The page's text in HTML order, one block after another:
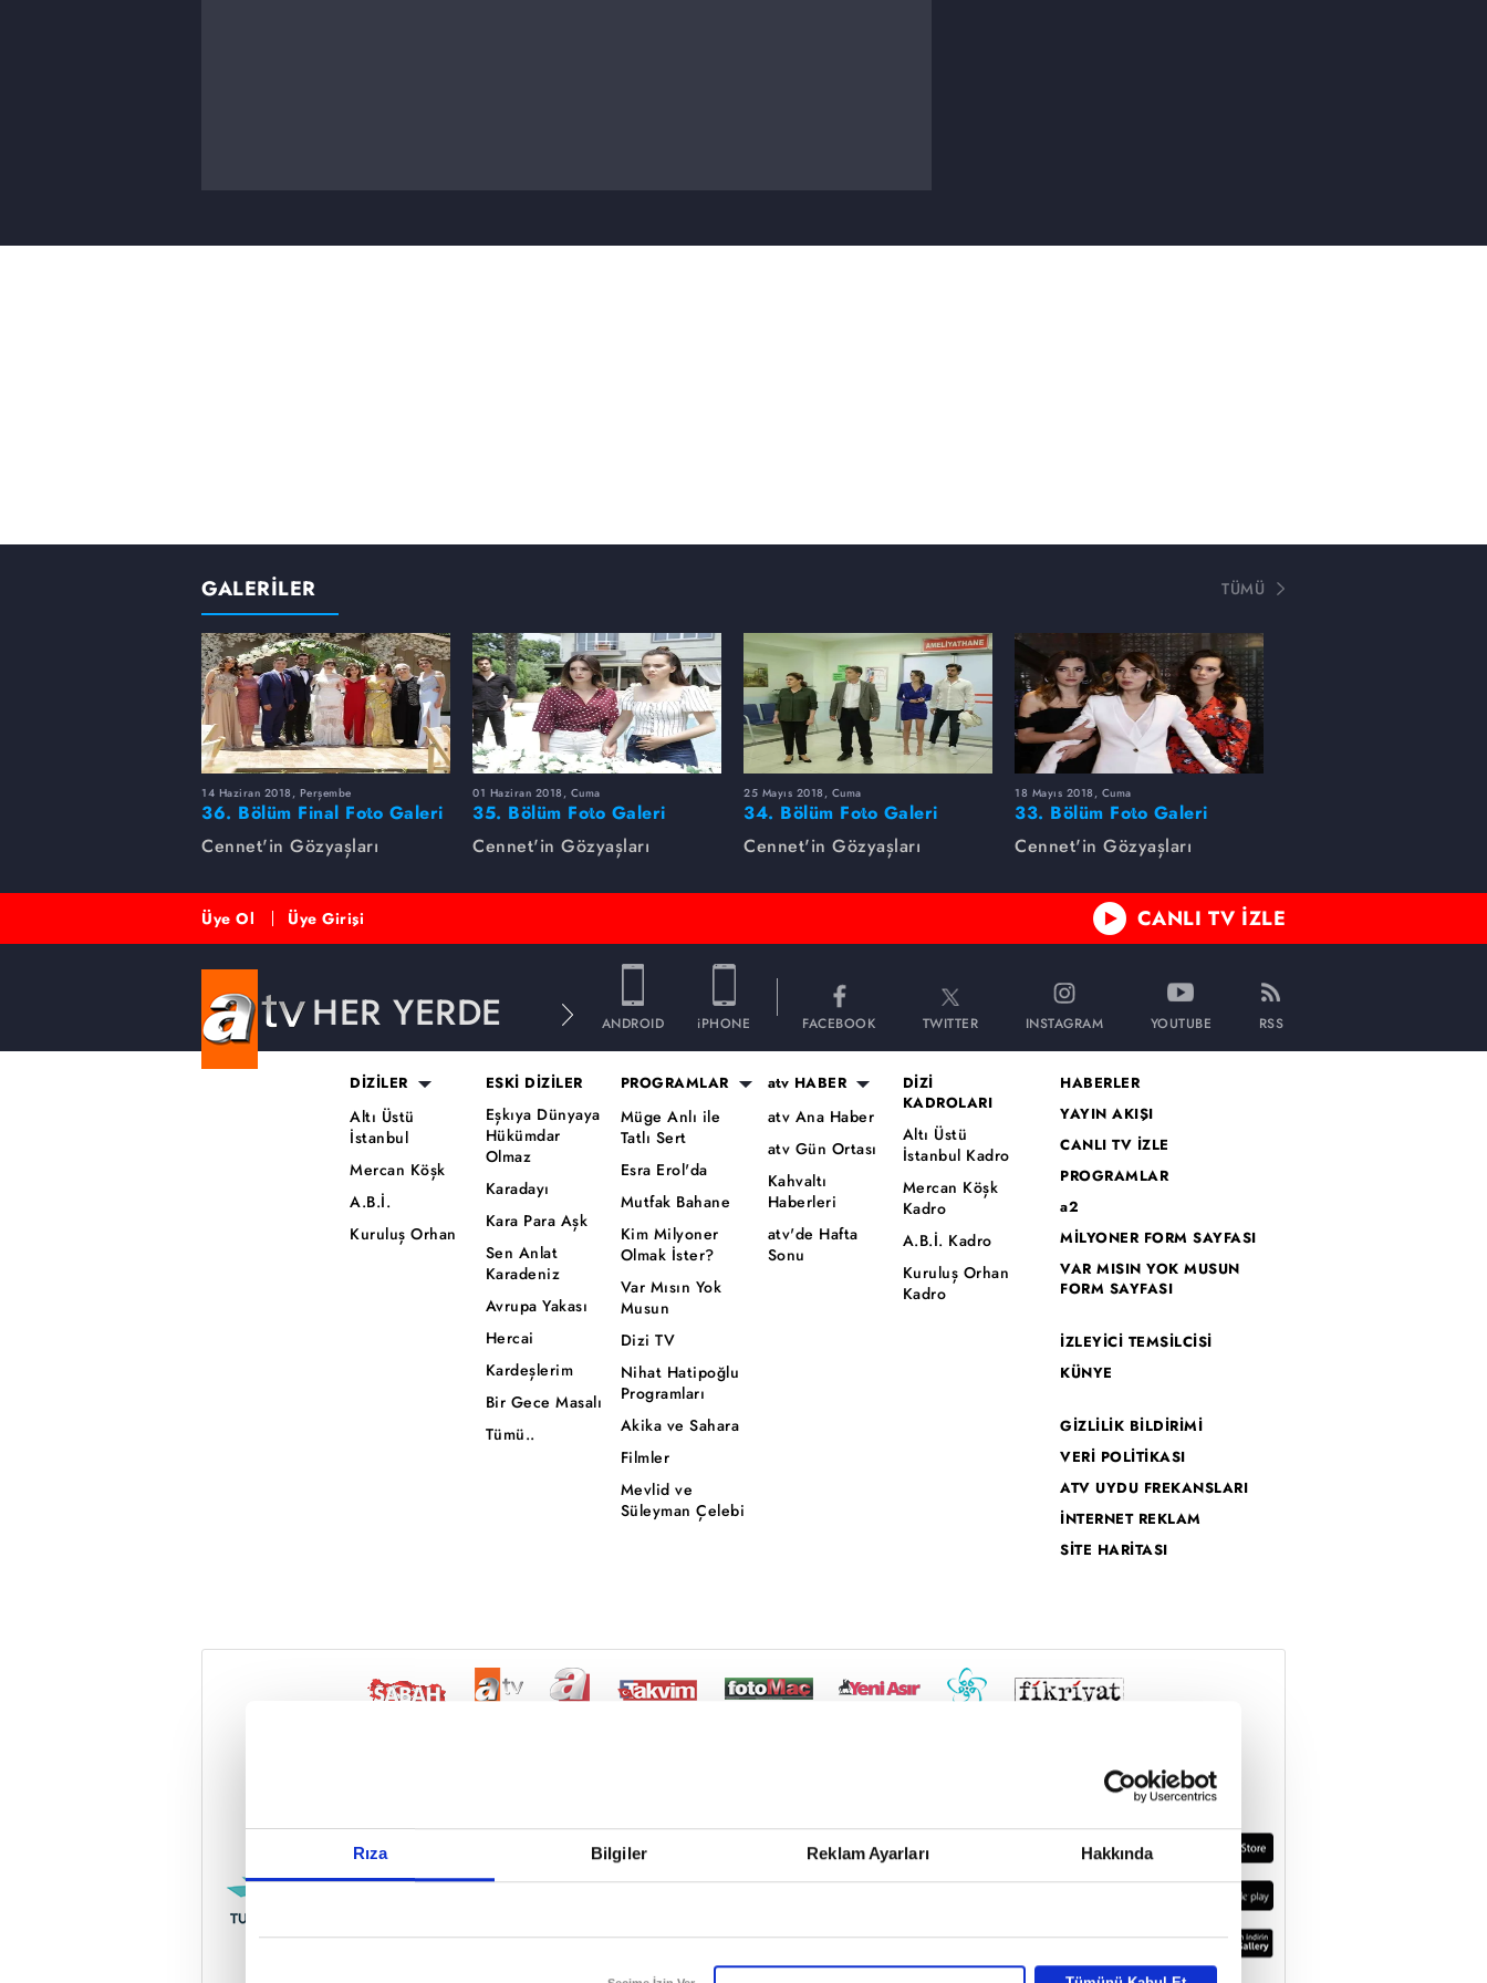
Rıza Bilgiler Reklam Ayarları Hakkında
Reddet
GALERİLER TÜMÜ
14 Haziran 2018, Perşembe
36. Bölüm Final Foto Galeri
Cennet'in Gözyaşları
01 Haziran 2018, Cuma
35. Bölüm Foto Galeri
Cennet'in Gözyaşları
25 Mayıs 2018, Cuma
34. Bölüm Foto Galeri
Cennet'in Gözyaşları
18 Mayıs 2018, Cuma
33. Bölüm Foto Galeri
Cennet'in Gözyaşları
Üye Ol Üye Girişi CANLI TV İZLE
HER YERDE ANDROID iPHONE FACEBOOK TWITTER INSTAGRAM YOUTUBE RSS
DİZİLER
Altı Üstü
İstanbul
Mercan Köşk
A.B.İ.
Kuruluş Orhan
ESKİ DİZİLER
Eşkıya Dünyaya
Hükümdar
Olmaz
Karadayı
Kara Para Aşk
Sen Anlat
Karadeniz
Avrupa Yakası
Hercai
Kardeşlerim
Bir Gece Masalı
Tümü..
PROGRAMLAR
Müge Anlı ile
Tatlı Sert
Esra Erol'da
Mutfak Bahane
Kim Milyoner
Olmak İster?
Var Mısın Yok
Musun
Dizi TV
Nihat Hatipoğlu
Programları
Akika ve Sahara
Filmler
Mevlid ve
Süleyman Çelebi
atv HABER
atv Ana Haber
atv Gün Ortası
Kahvaltı
Haberleri
atv'de Hafta
Sonu
DİZİ
KADROLARI
Altı Üstü
İstanbul Kadro
Mercan Köşk
Kadro
A.B.İ. Kadro
Kuruluş Orhan
Kadro
HABERLER
YAYIN AKIŞI
CANLI TV İZLE
PROGRAMLAR
a2
MİLYONER FORM SAYFASI
VAR MISIN YOK MUSUN
FORM SAYFASI
İZLEYİCİ TEMSİLCİSİ
KÜNYE
GİZLİLİK BİLDİRİMİ
VERİ POLİTİKASI
ATV UYDU FREKANSLARI
İNTERNET REKLAM
SİTE HARİTASI